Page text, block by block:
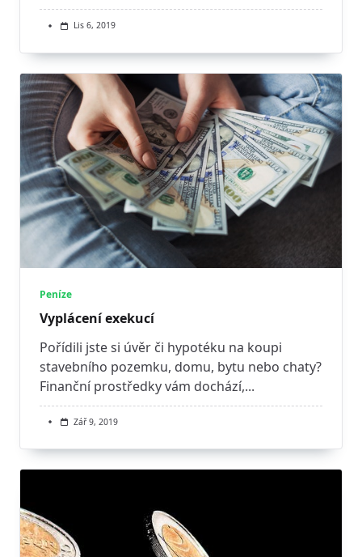
Lis 6, 2019
Peníze
Vyplácení exekucí
Pořídili jste si úvěr či hypotéku na koupi
stavebního pozemku, domu, bytu nebo chaty?
Finanční prostředky vám dochází,...
Zář 9, 2019